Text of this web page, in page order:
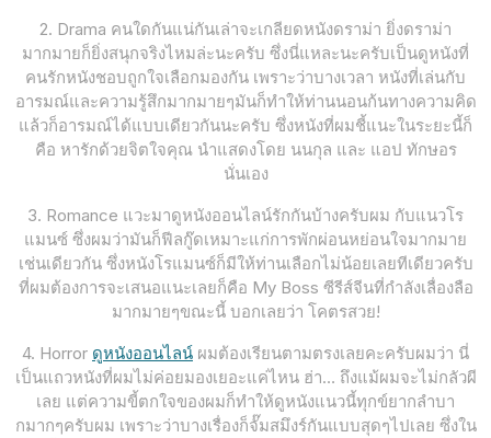
2. Drama คนใดกันแน่กันเล่าจะเกลียดหนังดราม่า ยิ่งดราม่า
มากมายก็ยิ่งสนุกจริงไหมล่ะนะครับ ซึ่งนี่แหละนะครับเป็นดูหนังที่
คนรักหนังชอบถูกใจเลือกมองกัน เพราะว่าบางเวลา หนังที่เล่นกับ
อารมณ์และความรู้สึกมากมายๆมันก็ทำให้ท่านนอนก้นทางความคิด
แล้วก็อารมณ์ได้แบบเดียวกันนะครับ ซึ่งหนังที่ผมชี้แนะในระยะนี้ก็
คือ หารักด้วยจิตใจคุณ นำแสดงโดย นนกุล และ แอป ทักษอร
นั่นเอง
3. Romance แวะมาดูหนังออนไลน์รักกันบ้างครับผม กับแนวโร
แมนซ์ ซึ่งผมว่ามันก็ฟีลกู๊ดเหมาะแก่การพักผ่อนหย่อนใจมากมาย
เช่นเดียวกัน ซึ่งหนังโรแมนซ์ก็มีให้ท่านเลือกไม่น้อยเลยทีเดียวครับ
ที่ผมต้องการจะเสนอแนะเลยก็คือ My Boss ซีรีส์จีนที่กำลังเลื่องลือ
มากมายๆขณะนี้ บอกเลยว่า โคตรสวย!
4. Horror ดูหนังออนไลน์ ผมต้องเรียนตามตรงเลยคะครับผมว่า นี่
เป็นแถวหนังที่ผมไม่ค่อยมองเยอะแค่ไหน ฮ่า… ถึงแม้ผมจะไม่กลัวผี
เลย แต่ความขี้ตกใจของผมก็ทำให้ดูหนังแนวนี้ทุกข์ยากลำบา
กมากๆครับผม เพราะว่าบางเรื่องก็จั๊มสมึงร์กันแบบสุดๆไปเลย ซึ่งใน